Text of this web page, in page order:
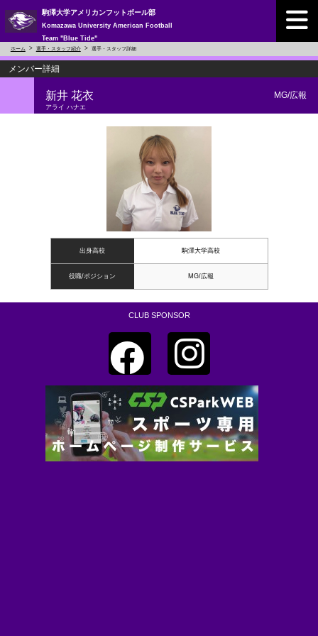
駒澤大学アメリカンフットボール部
Komazawa University American Football
Team "Blue Tide"
ホーム 選手・スタッフ紹介 選手・スタッフ詳細
メンバー詳細
新井 花衣
アライ ハナエ
MG/広報
出身高校 駒澤大学高校
役職/ポジション MG/広報
CLUB SPONSOR